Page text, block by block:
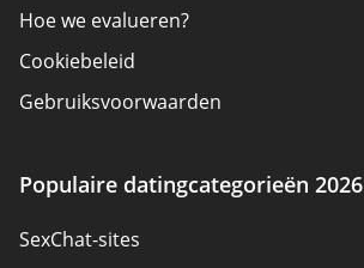
Hoe we evalueren?
Cookiebeleid
Gebruiksvoorwaarden
Over ons
Auteurs
Populaire datingcategorieën 2026
SexChat-sites